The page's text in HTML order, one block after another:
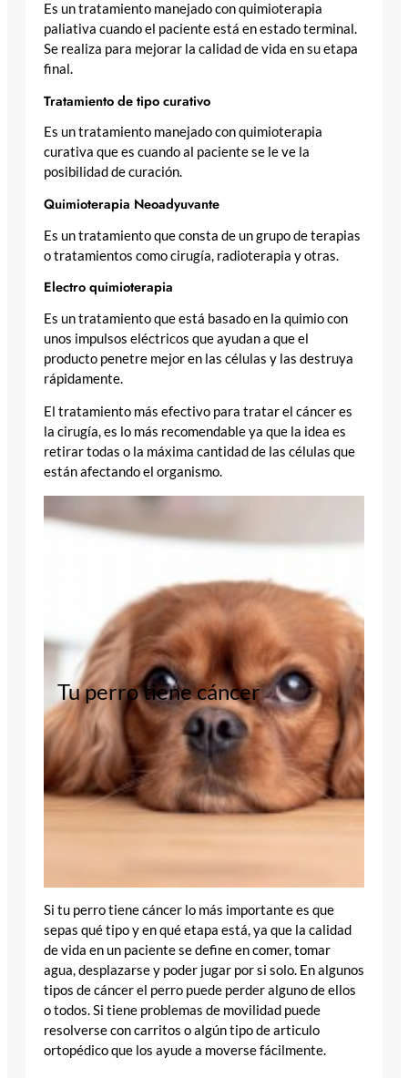
Es un tratamiento manejado con quimioterapia
paliativa cuando el paciente está en estado terminal.
Se realiza para mejorar la calidad de vida en su etapa
final.
Tratamiento de tipo curativo
Es un tratamiento manejado con quimioterapia
curativa que es cuando al paciente se le ve la
posibilidad de curación.
Quimioterapia Neoadyuvante
Es un tratamiento que consta de un grupo de terapias
o tratamientos como cirugía, radioterapia y otras.
Electro quimioterapia
Es un tratamiento que está basado en la quimio con
unos impulsos eléctricos que ayudan a que el
producto penetre mejor en las células y las destruya
rápidamente.
El tratamiento más efectivo para tratar el cáncer es
la cirugía, es lo más recomendable ya que la idea es
retirar todas o la máxima cantidad de las células que
están afectando el organismo.
Tu perro tiene cáncer
Si tu perro tiene cáncer lo más importante es que
sepas qué tipo y en qué etapa está, ya que la calidad
de vida en un paciente se define en comer, tomar
agua, desplazarse y poder jugar por si solo. En algunos
tipos de cáncer el perro puede perder alguno de ellos
o todos. Si tiene problemas de movilidad puede
resolverse con carritos o algún tipo de articulo
ortopédico que los ayude a moverse fácilmente.